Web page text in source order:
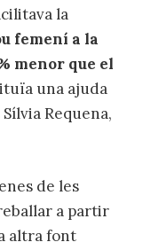
la
femení a la
menor que el
una ajuda
Requena,
de les
a partir
altra font